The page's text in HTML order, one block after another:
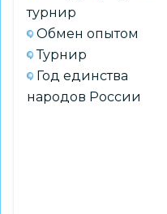
турнир
Обмен опытом
Турнир
Год единства
народов России